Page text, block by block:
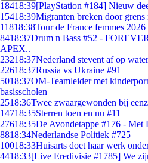
18418:39[PlayStation #184] Nieuw
15418:39Migranten breken door
11818:38Tour de France femmes
8418:37Drum n Bass #52 -
APEX..
23218:37Nederland stevent af op
22618:37Russia vs Ukraine #91
5018:37OM-Teamleider met
basisscholen
2518:36Twee zwaargewonden bij
14718:35Sterren toen en nu #11
27618:35De Avondetappe #176 - Met
8818:34Nederlandse Politiek #725
10018:33Huisarts doet haar werk
4418:33[Live Eredivisie #1785] We